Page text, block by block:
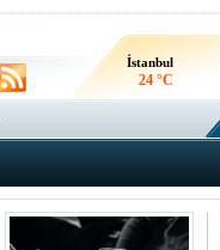
İstanbul
24 °C
Ankara